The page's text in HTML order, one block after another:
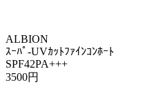
ALBION
ｽｰﾊﾟ-UVｶｯﾄﾌｧｲﾝｺﾝﾎｰﾄ
SPF42PA+++
3500円